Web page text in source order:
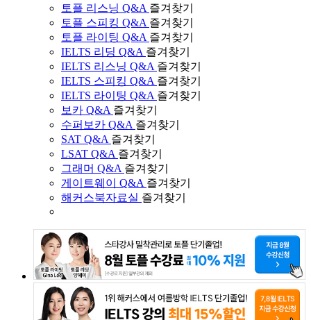
토플 리스닝 Q&A 즐겨찾기
토플 스피킹 Q&A 즐겨찾기
토플 라이팅 Q&A 즐겨찾기
IELTS 리딩 Q&A 즐겨찾기
IELTS 리스닝 Q&A 즐겨찾기
IELTS 스피킹 Q&A 즐겨찾기
IELTS 라이팅 Q&A 즐겨찾기
보카 Q&A 즐겨찾기
수퍼보카 Q&A 즐겨찾기
SAT Q&A 즐겨찾기
LSAT Q&A 즐겨찾기
그래머 Q&A 즐겨찾기
게이트웨이 Q&A 즐겨찾기
해커스북자료실 즐겨찾기